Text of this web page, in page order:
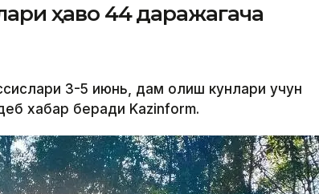
ҳаво 44 даражагача
3-5 июнь, дам олиш кунлари учун
хабар беради Kazinform.